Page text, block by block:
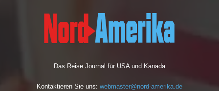
Das Reise Journal für USA und Kanada
Kontaktieren Sie uns: webmaster@nord-amerika.de